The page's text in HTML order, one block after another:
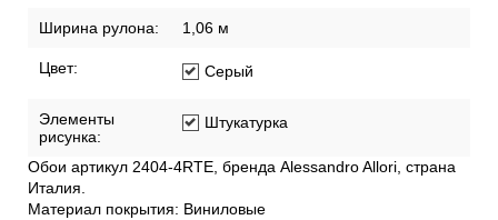
Ширина рулона: 1,06 м
Цвет: Серый
Элементы
рисунка:
Штукатурка
Обои артикул 2404-4RTE, бренда Alessandro Allori, страна
Италия.
Материал покрытия: Виниловые